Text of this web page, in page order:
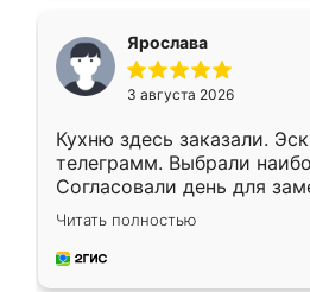
Ярослава
3 августа 2026
Кухню здесь заказали.
телеграмм. Выбрали
Согласовали день для
недели кухня была уже
довольны работой.
мебель за качественную
Читать полностью